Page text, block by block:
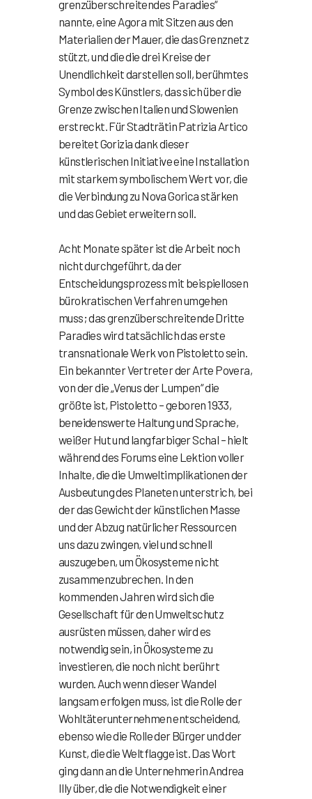
grenzüberschreitendes Paradies“
nannte, eine Agora mit Sitzen aus den
Materialien der Mauer, die das Grenznetz
stützt, und die die drei Kreise der
Unendlichkeit darstellen soll, berühmtes
Symbol des Künstlers, das sich über die
Grenze zwischen Italien und Slowenien
erstreckt. Für Stadträtin Patrizia Artico
bereitet Gorizia dank dieser
künstlerischen Initiative eine Installation
mit starkem symbolischem Wert vor, die
die Verbindung zu Nova Gorica stärken
und das Gebiet erweitern soll.
Acht Monate später ist die Arbeit noch
nicht durchgeführt, da der
Entscheidungsprozess mit beispiellosen
bürokratischen Verfahren umgehen
muss; das grenzüberschreitende Dritte
Paradies wird tatsächlich das erste
transnationale Werk von Pistoletto sein.
Ein bekannter Vertreter der Arte Povera,
von der die „Venus der Lumpen“ die
größte ist, Pistoletto – geboren 1933,
beneidenswerte Haltung und Sprache,
weißer Hut und langfarbiger Schal – hielt
während des Forums eine Lektion voller
Inhalte, die die Umweltimplikationen der
Ausbeutung des Planeten unterstrich, bei
der das Gewicht der künstlichen Masse
und der Abzug natürlicher Ressourcen
uns dazu zwingen, viel und schnell
auszugeben, um Ökosysteme nicht
zusammenzubrechen. In den
kommenden Jahren wird sich die
Gesellschaft für den Umweltschutz
ausrüsten müssen, daher wird es
notwendig sein, in Ökosysteme zu
investieren, die noch nicht berührt
wurden. Auch wenn dieser Wandel
langsam erfolgen muss, ist die Rolle der
Wohltäterunternehmen entscheidend,
ebenso wie die Rolle der Bürger und der
Kunst, die die Weltflagge ist. Das Wort
ging dann an die Unternehmerin Andrea
Illy über, die die Notwendigkeit einer